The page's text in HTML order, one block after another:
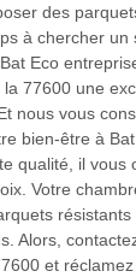
des
à chercher un
Eco
77600 une
nous vous
bien-être à
qualité, il vous
Votre
Alors,
et